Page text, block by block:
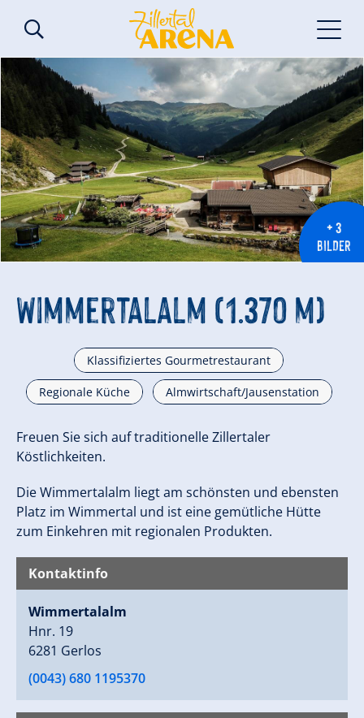
+ 3
BILDER
Wimmertalalm (1.370 m)
Klassifiziertes Gourmetrestaurant
Regionale Küche Almwirtschaft/Jausenstation
Freuen Sie sich auf traditionelle Zillertaler
Köstlichkeiten.
Die Wimmertalalm liegt am schönsten und ebensten
Platz im Wimmertal und ist eine gemütliche Hütte
zum Einkehren mit regionalen Produkten.
Kontaktinfo
Wimmertalalm
Hnr. 19
6281 Gerlos
(0043) 680 1195370